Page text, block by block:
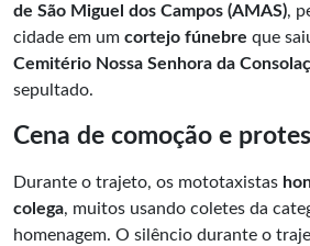
de São Miguel dos Campos (AMAS),
cidade em um cortejo fúnebre que
Cemitério Nossa Senhora da
sepultado.
Cena de comoção e
Durante o trajeto, os mototaxistas
colega, muitos usando coletes da
homenagem. O silêncio durante o